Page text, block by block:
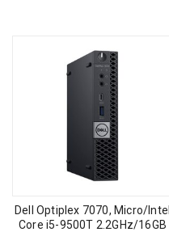
Dell Optiplex 7070, Micro/Intel
Core i5-9500T 2.2GHz/16GB